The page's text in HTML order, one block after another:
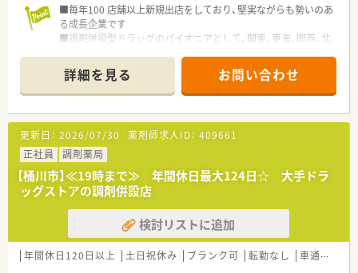
■毎年100 店舗以上新規出店をしており、堅実ながらも勢いのあ
る成長企業です
■調剤併設型ドラッグのパイオニアとして、関東、東海、関西、北
■研修制度は様々なプランがあり、集合研修だけでなく任意で受
講可能な研修も幅広く用意されています
■店舗で活躍する従業員、社外で活躍する従業員、将来経営幹部
となる従業員など、薬剤師として様々な活躍ができるフィールド
を用意されています
■総合薬剤師・調剤薬剤師（土日休み・19時までの勤務）どちらか
の働き方を選択できます
■調剤併設型だけでなく「医療モール・クリニック併設店舗」「敷
地内薬局」「訪問調剤特化型店舗」など様々な店舗を運営してい
ます
■在宅医療にも積極的取り組んでおり「訪問調剤特化型店舗」を
50店舗以上、無菌調剤室は業界最多の51店舗設置しています
■「プラチナくるみん認定企業」「健康経営優良法人2023（大規模
法人部門）認定」等を取得し一人ひとりが働きやすい環境が整備
詳細を見る お問い合わせ
更新日： 2026/07/30 薬剤師求人ID： 409661
正社員
調剤薬局
【桶川市】≪19時まで≫ 年間休日最大124日☆ 大手ドラ
ッグストアの調剤併設店
検討リストに追加
年間休日120日以上 土日祝休み ブランク可 転勤なし 車通勤可